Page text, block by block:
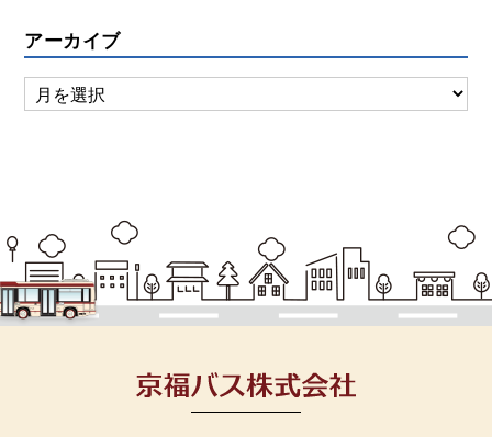
アーカイブ